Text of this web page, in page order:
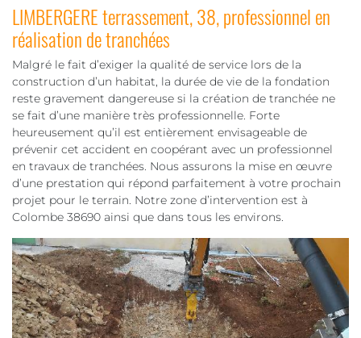
LIMBERGERE terrassement, 38, professionnel en
réalisation de tranchées
Malgré le fait d’exiger la qualité de service lors de la
construction d’un habitat, la durée de vie de la fondation
reste gravement dangereuse si la création de tranchée ne
se fait d’une manière très professionnelle. Forte
heureusement qu’il est entièrement envisageable de
prévenir cet accident en coopérant avec un professionnel
en travaux de tranchées. Nous assurons la mise en œuvre
d’une prestation qui répond parfaitement à votre prochain
projet pour le terrain. Notre zone d’intervention est à
Colombe 38690 ainsi que dans tous les environs.